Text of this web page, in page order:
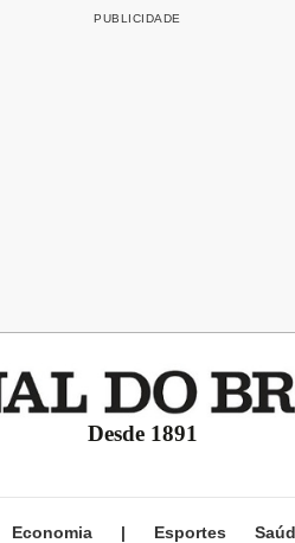
Desde 1891
Economia | Esportes